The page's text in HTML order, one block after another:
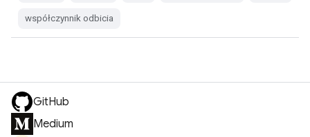
współczynnik odbicia
GitHub
Medium